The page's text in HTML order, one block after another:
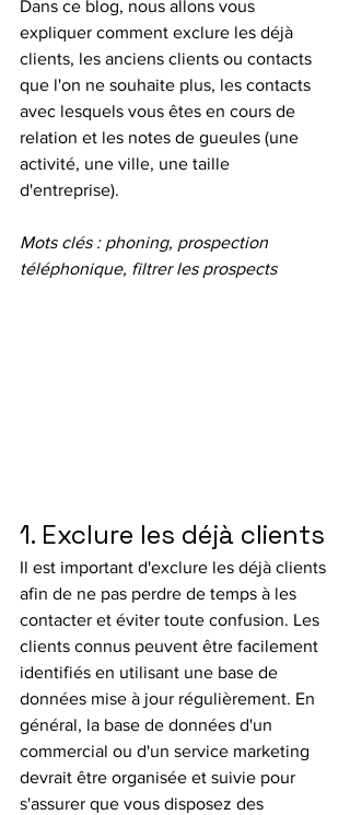
Dans ce blog, nous allons vous
expliquer comment exclure les déjà
clients, les anciens clients ou contacts
que l'on ne souhaite plus, les contacts
avec lesquels vous êtes en cours de
relation et les notes de gueules (une
activité, une ville, une taille
d'entreprise).
Mots clés : phoning, prospection
téléphonique, filtrer les prospects
1. Exclure les déjà clients
Il est important d'exclure les déjà clients
afin de ne pas perdre de temps à les
contacter et éviter toute confusion. Les
clients connus peuvent être facilement
identifiés en utilisant une base de
données mise à jour régulièrement. En
général, la base de données d'un
commercial ou d'un service marketing
devrait être organisée et suivie pour
s'assurer que vous disposez des